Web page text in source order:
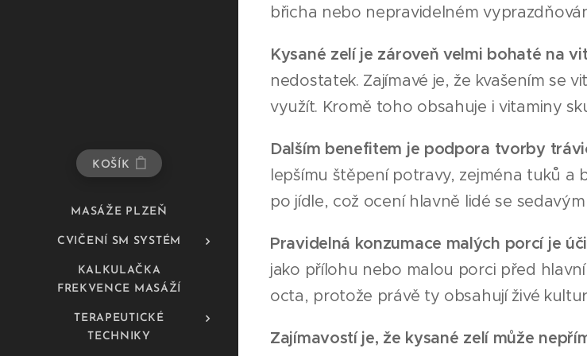
KOŠÍK
MASÁŽE PLZEŇ
CVIČENÍ SM SYSTÉM
KALKULAČKA
FREKVENCE MASÁŽÍ
TERAPEUTICKÉ
TECHNIKY
břicha nebo nepravidelném
Kysané zelí je zároveň velmi bohaté na
nedostatek. Zajímavé je, že kvašením se
využít. Kromě toho obsahuje i vitaminy
Dalším benefitem je podpora tvorby
lepšímu štěpení potravy, zejména tuků a
po jídle, což ocení hlavně lidé se
Pravidelná konzumace malých porcí je
jako přílohu nebo malou porci před
octa, protože právě ty obsahují živé
Zajímavostí je, že kysané zelí může